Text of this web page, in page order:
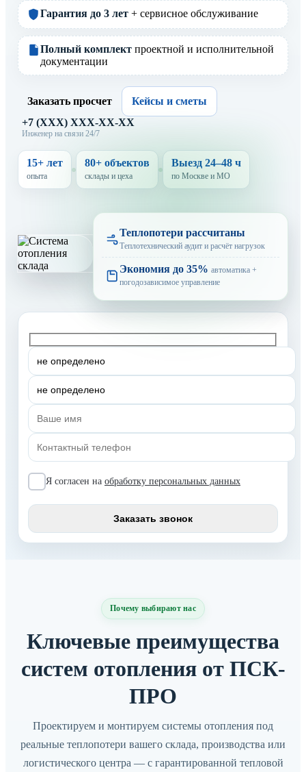
Гарантия до 3 лет + сервисное обслуживание
Полный комплект проектной и исполнительной
документации
Заказать просчет
Кейсы и сметы
+7 (XXX) XXX-XX-XX
Инженер на связи 24/7
15+ лет
опыта
80+ объектов
склады и цеха
Выезд 24–48 ч
по Москве и МО
Теплопотери рассчитаны
Теплотехнический аудит и расчёт нагрузок
Экономия до 35% автоматика +
погодозависимое управление
Я согласен на обработку персональных данных
Почему выбирают нас
Ключевые преимущества
систем отопления от ПСК-
ПРО
Проектируем и монтируем системы отопления под
реальные теплопотери вашего склада, производства или
логистического центра — с гарантированной тепловой